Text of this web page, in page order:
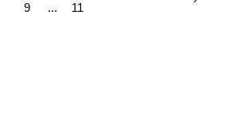
9
... 11